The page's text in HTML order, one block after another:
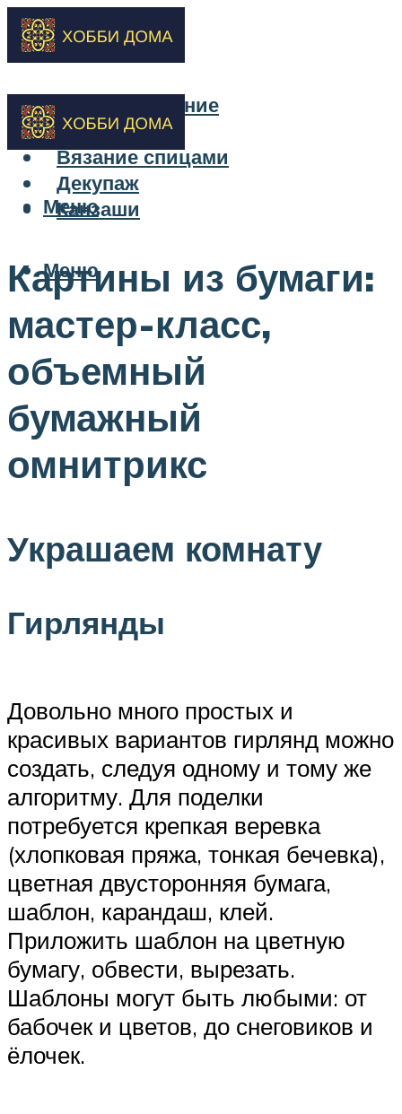
Бисероплетение
Вышивка
Вязание спицами
Декупаж
Канзаши
Меню
Меню
Картины из бумаги:
мастер-класс,
объемный
бумажный
омнитрикс
Украшаем комнату
Гирлянды
Довольно много простых и
красивых вариантов гирлянд можно
создать, следуя одному и тому же
алгоритму. Для поделки
потребуется крепкая веревка
(хлопковая пряжа, тонкая бечевка),
цветная двусторонняя бумага,
шаблон, карандаш, клей.
Приложить шаблон на цветную
бумагу, обвести, вырезать.
Шаблоны могут быть любыми: от
бабочек и цветов, до снеговиков и
ёлочек.